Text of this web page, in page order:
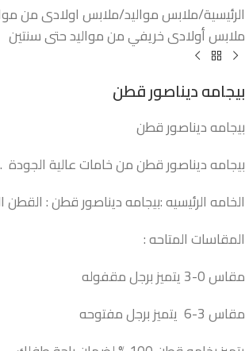
الرئيسية/ملابس مواليد/ملابس اولادى من مواليد
ملابس أولادى خريفي من مواليد حتى سنتين
بيجامه ديناصور قطن
بيجامه ديناصور قطن
بيجامه ديناصور قطن من خامات عالية الجودة .
الخامه الرئيسيه :بيجامه ديناصور قطن : القطن
المقاسات المتاحه :
مقاس 0-3 يتميز برجل مقفوله
مقاس 3-6 يتميز برجل مفتوحه